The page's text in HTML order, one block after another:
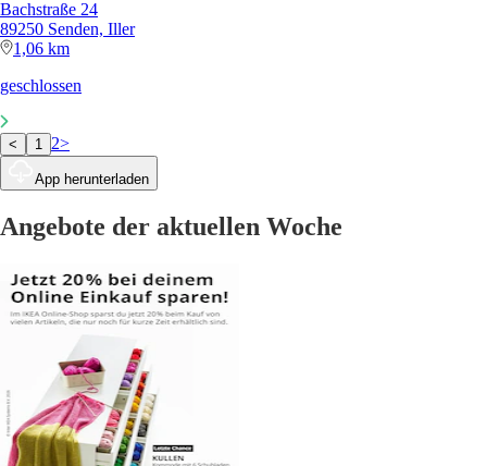
Bachstraße 24
89250 Senden, Iller
1,06 km
geschlossen
< 1 2>
App herunterladen
Angebote der aktuellen Woche